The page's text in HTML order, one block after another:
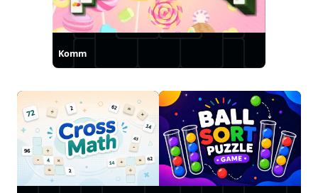
Komm